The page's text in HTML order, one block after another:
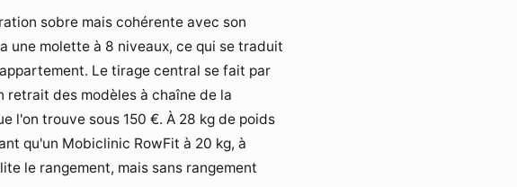
sobre mais cohérente avec son
une molette à 8 niveaux, ce qui se traduit
Le tirage central se fait par
retrait des modèles à chaîne de la
l'on trouve sous 150 €. À 28 kg de poids
qu'un Mobiclinic RowFit à 20 kg, à
le rangement, mais sans rangement